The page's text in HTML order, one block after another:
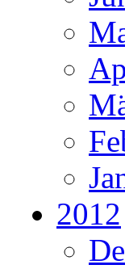
2012